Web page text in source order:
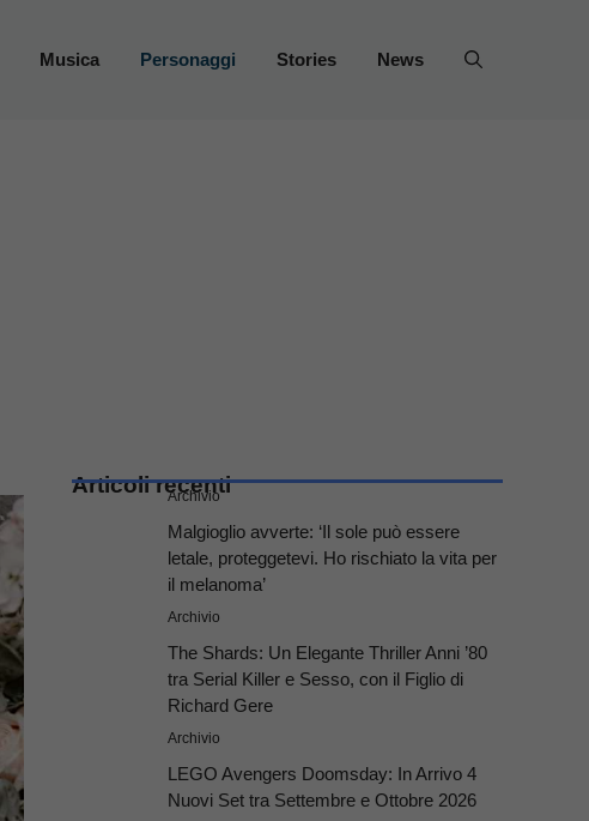
Musica Personaggi Stories News
Articoli recenti
Archivio
Malgioglio avverte: ‘Il sole può essere
letale, proteggetevi. Ho rischiato la vita per
il melanoma’
Archivio
The Shards: Un Elegante Thriller Anni ’80
tra Serial Killer e Sesso, con il Figlio di
Richard Gere
Archivio
LEGO Avengers Doomsday: In Arrivo 4
Nuovi Set tra Settembre e Ottobre 2026